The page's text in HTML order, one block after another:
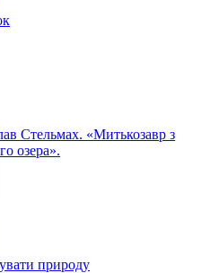
Стельмах. «Митькозавр з
озера».
природу